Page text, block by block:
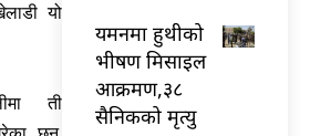
यो
ती
यमनमा हुथीको
भीषण मिसाइल
आक्रमण,३८
सैनिकको मृत्यु